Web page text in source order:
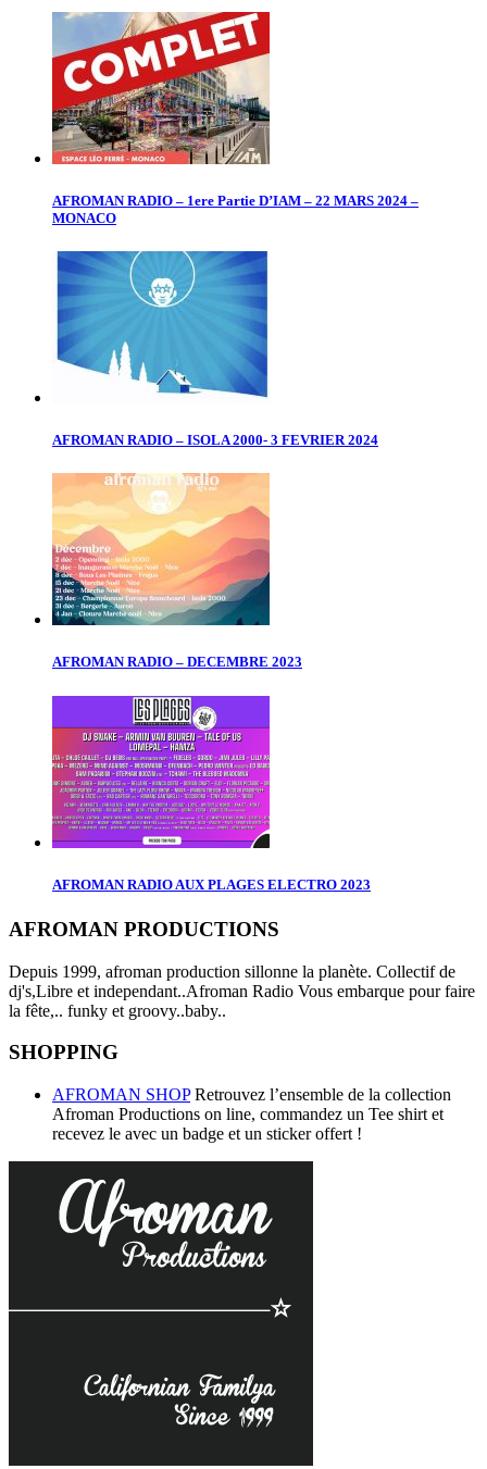
AFROMAN RADIO – 1ere Partie D’IAM – 22 MARS 2024 –
MONACO
AFROMAN RADIO – ISOLA 2000- 3 FEVRIER 2024
AFROMAN RADIO – DECEMBRE 2023
AFROMAN RADIO AUX PLAGES ELECTRO 2023
AFROMAN PRODUCTIONS
Depuis 1999, afroman production sillonne la planète. Collectif de
dj's,Libre et independant..Afroman Radio Vous embarque pour faire
la fête,.. funky et groovy..baby..
SHOPPING
AFROMAN SHOPRetrouvez l’ensemble de la collection
Afroman Productions on line, commandez un Tee shirt et
recevez le avec un badge et un sticker offert !